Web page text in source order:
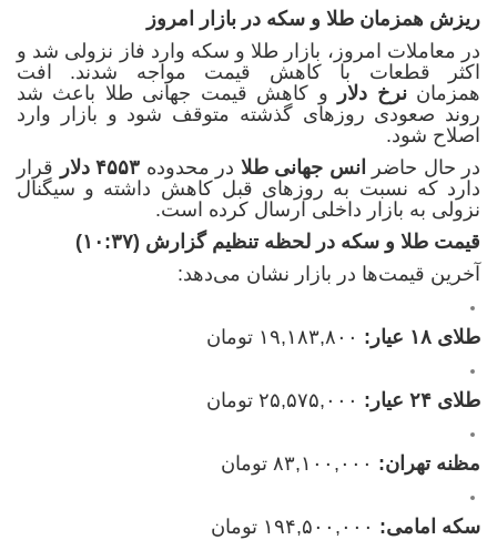
ریزش همزمان طلا و سکه در بازار امروز
در معاملات امروز، بازار طلا و سکه وارد فاز نزولی شد و
اکثر قطعات با کاهش قیمت مواجه شدند. افت
همزماننرخ دلار
و کاهش قیمت جهانی طلا باعث شد
روند صعودی روزهای گذشته متوقف شود و بازار وارد
اصلاح شود.
در حال حاضر
انس جهانی طلا در محدوده ۴۵۵۳ دلار
قرار
دارد که نسبت به روزهای قبل کاهش داشته و سیگنال
نزولی به بازار داخلی ارسال کرده است.
قیمت طلا و سکه در لحظه تنظیم گزارش (۱۰:۳۷)
آخرین قیمت‌ها در بازار نشان می‌دهد:
طلای ۱۸ عیار:
طلای ۲۴ عیار:
مظنه تهران:
سکه امامی: